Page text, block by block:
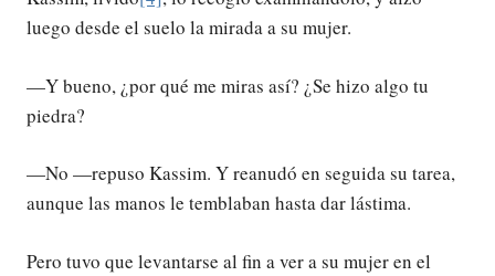
luego desde el suelo la mirada a su mujer.
—Y bueno, ¿por qué me miras así? ¿Se hizo algo tu
piedra?
—No —repuso Kassim. Y reanudó en seguida su tarea,
aunque las manos le temblaban hasta dar lástima.
Pero tuvo que levantarse al fin a ver a su mujer en el